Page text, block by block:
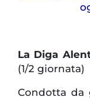
La Diga
(1/2 giornata)
Condotta da